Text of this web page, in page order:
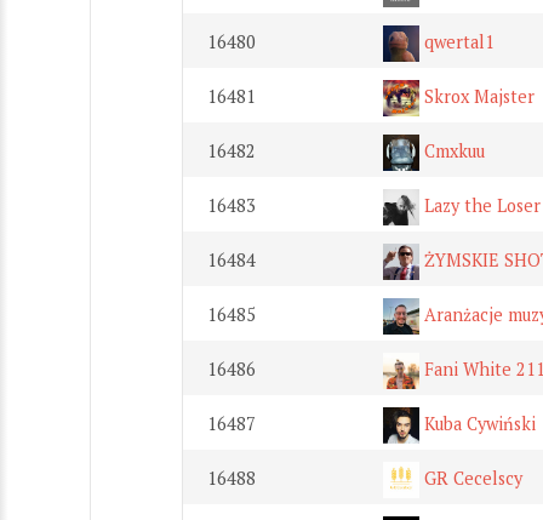
16480 qwertal1
16481 Skrox Majster
16482 Cmxkuu
16483 Lazy the Loser
16484 ŻYMSKIE
16485 Aranżacje
16486 Fani White
16487 Kuba Cywiński
16488 GR Cecelscy